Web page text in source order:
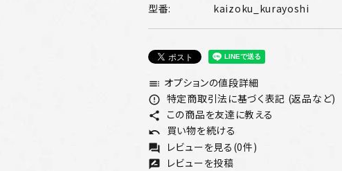
型番: kaizoku_kurayoshi
toc オプションの値段詳細
error_outline 特定商取引法に基づく表記 (返品など)
share この商品を友達に教える
undo 買い物を続ける
forum レビューを見る(0件)
rate_review レビューを投稿